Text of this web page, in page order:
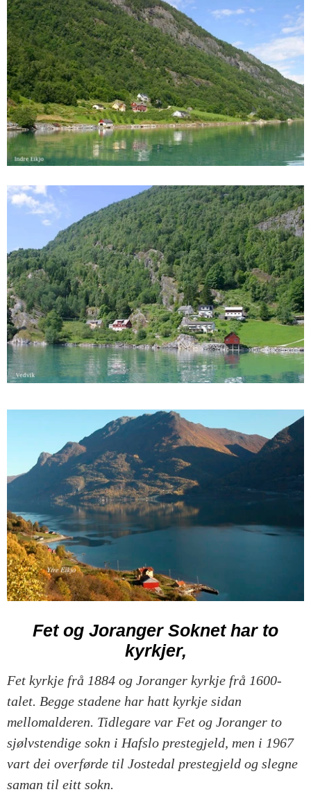
Fet og Joranger Soknet har to
kyrkjer,
Fet kyrkje frå 1884 og Joranger kyrkje frå 1600-
talet. Begge stadene har hatt kyrkje sidan
mellomalderen. Tidlegare var Fet og Joranger to
sjølvstendige sokn i Hafslo prestegjeld, men i 1967
vart dei overførde til Jostedal prestegjeld og slegne
saman til eitt sokn.